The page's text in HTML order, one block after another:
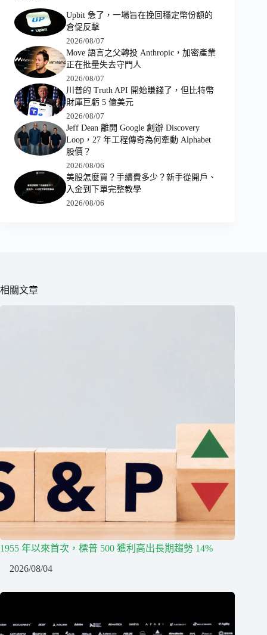
Upbit 急了，一場旨在挽回穩定幣份額的
倉促反擊
2026/08/07
Move 語言之父轉投 Anthropic，加密產業
正在批量失去守門人
2026/08/07
川普的 Truth API 開始賺錢了，但比特幣
財庫巨虧 5 億美元
2026/08/07
Jeff Dean 離開 Google 創辦 Discovery
Loop，27 年工程傳奇為何牽動 Alphabet
股價？
2026/08/06
美股怎麼買？手續費多少？新手從開戶、
入金到下單完整教學
2026/08/06
相關文章
1955 年以來首次，標普 500 獲利高出長期趨勢 14%
2026/08/04